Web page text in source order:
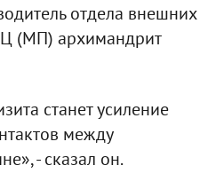
отдела внешних
(МП) архимандрит
станет усиление
между
- сказал он.